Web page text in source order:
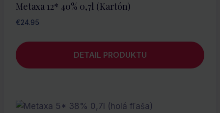
Metaxa 12* 40% 0,7l (kartón)
€24.95
DETAIL PRODUKTU